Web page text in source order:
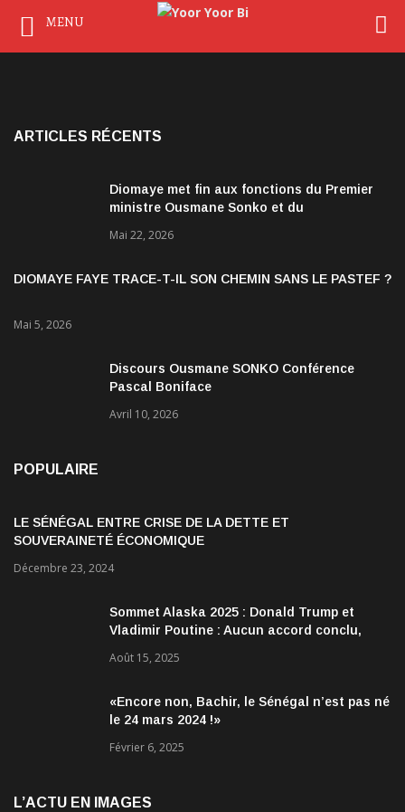
ARTICLES RÉCENTS
Diomaye met fin aux fonctions du Premier
ministre Ousmane Sonko et du
Mai 22, 2026
DIOMAYE FAYE TRACE-T-IL SON CHEMIN SANS LE PASTEF ?
Mai 5, 2026
Discours Ousmane SONKO Conférence
Pascal Boniface
Avril 10, 2026
POPULAIRE
LE SÉNÉGAL ENTRE CRISE DE LA DETTE ET
SOUVERAINETÉ ÉCONOMIQUE
Décembre 23, 2024
Sommet Alaska 2025 : Donald Trump et
Vladimir Poutine : Aucun accord conclu,
encourageantes
Août 15, 2025
«Encore non, Bachir, le Sénégal n’est pas né
le 24 mars 2024 !»
Février 6, 2025
L’ACTU EN IMAGES
MENU